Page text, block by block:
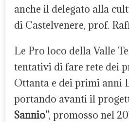
anche il delegato alla
di Castelvenere, prof.
Le Pro loco della Valle
tentativi di fare rete dei
Ottanta e dei primi anni
portando avanti il
Sannio”, promosso nel